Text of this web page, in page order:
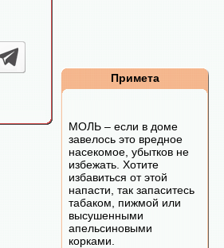
Примета
МОЛЬ – если в доме
завелось это вредное
насекомое, убытков не
избежать. Хотите
избавиться от этой
напасти, так запаситесь
табаком, пижмой или
высушенными
апельсиновыми
корками.